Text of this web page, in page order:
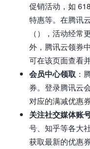
促销活动，如
特惠等。在腾讯
（），活动经常
外，腾讯云领券
可在该页面查看
会员中心领取 ：
券。登录腾讯云
对应的满减优惠券
关注社交媒体账
号、知乎等各大
获取最新的优惠